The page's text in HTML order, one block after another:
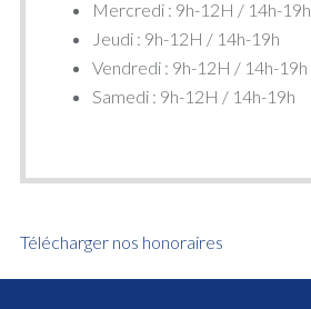
Mercredi : 9h-12H / 14h-19h
Jeudi : 9h-12H / 14h-19h
Vendredi : 9h-12H / 14h-19h
Samedi : 9h-12H / 14h-19h
Télécharger nos honoraires